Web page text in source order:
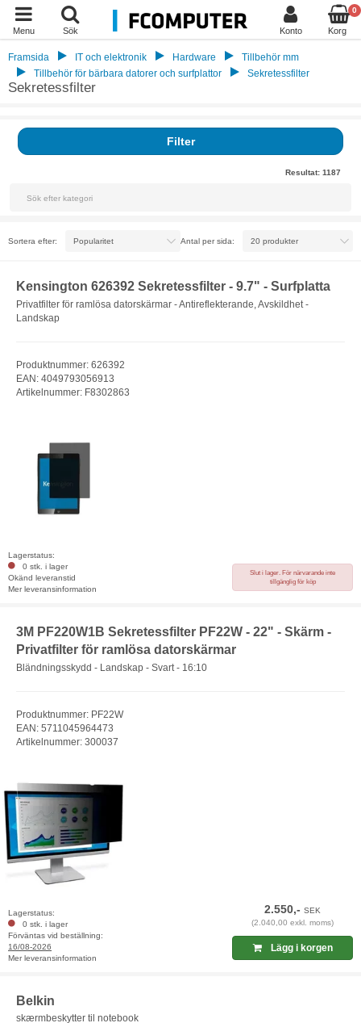
Menu Sök Konto
0
Korg
Framsida IT och elektronik Hardware
Tillbehör mm
Tillbehör för bärbara datorer och surfplattor
Sekretessfilter
Sekretessfilter
Filter
Resultat: 1187
Sortera efter: Antal per sida:
Kensington 626392 Sekretessfilter - 9.7" - Surfplatta
Privatfilter för ramlösa datorskärmar - Antireflekterande, Avskildhet -
Landskap
Produktnummer: 626392
EAN: 4049793056913
Artikelnummer: F8302863
Lagerstatus:
0 stk. i lager
Okänd leveranstid
Mer leveransinformation
Slut i lager. För närvarande inte
tillgänglig för köp
3M PF220W1B Sekretessfilter PF22W - 22" - Skärm -
Privatfilter för ramlösa datorskärmar
Bländningsskydd - Landskap - Svart - 16:10
Produktnummer: PF22W
EAN: 5711045964473
Artikelnummer: 300037
Lagerstatus:
0 stk. i lager
Förväntas vid beställning:
16/08-2026
Mer leveransinformation
2.550,-SEK
(2.040,00 exkl. moms)
Lägg i korgen
Belkin
skærmbeskytter til notebook